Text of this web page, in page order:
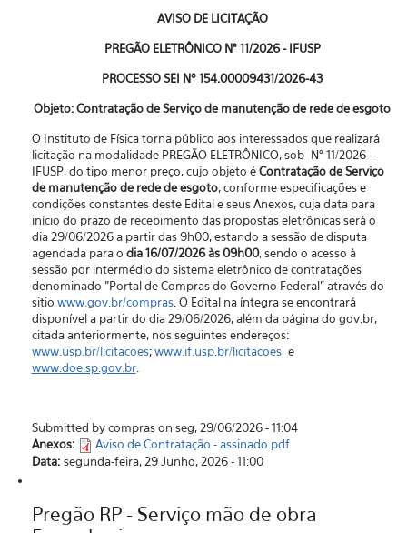
AVISO DE LICITAÇÃO
PREGÃO ELETRÔNICO N° 11/2026 - IFUSP
PROCESSO SEI Nº 154.00009431/2026-43
Objeto: Contratação de Serviço de manutenção de rede de esgoto
O Instituto de Física torna público aos interessados que realizará
licitação na modalidade PREGÃO ELETRÔNICO, sob N° 11/2026 -
IFUSP, do tipo menor preço, cujo objeto éContratação de Serviço
de manutenção de rede de esgoto, conforme especificações e
condições constantes deste Edital e seus Anexos, cuja data para
início do prazo de recebimento das propostas eletrônicas será o
dia 29/06/2026 a partir das 9h00, estando a sessão de disputa
agendada para o dia 16/07/2026 às 09h00, sendo o acesso à
sessão por intermédio do sistema eletrônico de contratações
denominado "Portal de Compras do Governo Federal” através do
sitio www.gov.br/compras. O Edital na íntegra se encontrará
disponível a partir do dia 29/06/2026, além da página do gov.br,
citada anteriormente, nos seguintes endereços:
www.usp.br/licitacoes;www.if.usp.br/licitacoese
www.doe.sp.gov.br.
Submitted by compras on seg, 29/06/2026 - 11:04
Anexos:
Aviso de Contratação - assinado.pdf
Data: segunda-feira, 29 Junho, 2026 - 11:00
Pregão RP - Serviço mão de obra